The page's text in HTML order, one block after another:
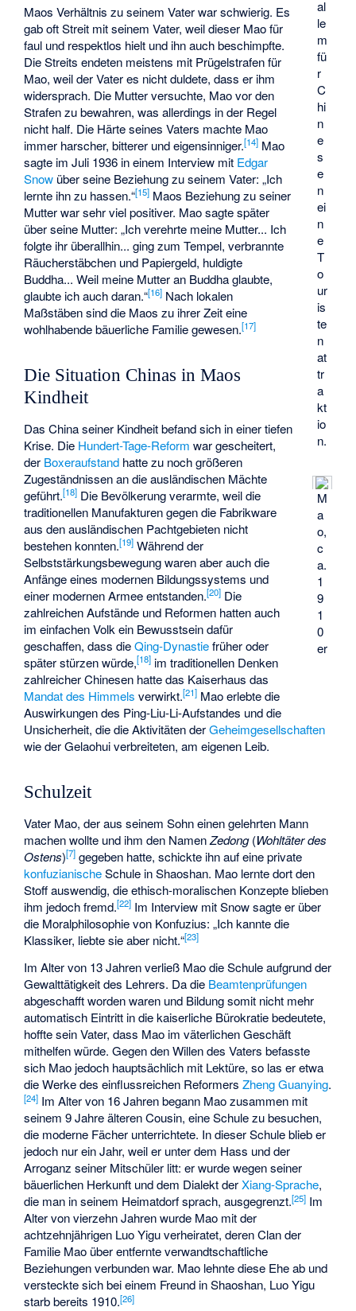
al
le
m
fü
r
C
hi
n
e
s
e
n
ei
n
e
T
o
ur
is
te
n
at
tr
a
kt
io
n.
M
a
o,
c
a.
1
9
1
0
er
Maos Verhältnis zu seinem Vater war schwierig. Es
gab oft Streit mit seinem Vater, weil dieser Mao für
faul und respektlos hielt und ihn auch beschimpfte.
Die Streits endeten meistens mit Prügelstrafen für
Mao, weil der Vater es nicht duldete, dass er ihm
widersprach. Die Mutter versuchte, Mao vor den
Strafen zu bewahren, was allerdings in der Regel
nicht half. Die Härte seines Vaters machte Mao
immer harscher, bitterer und eigensinniger.[14] Mao
sagte im Juli 1936 in einem Interview mit Edgar
Snow über seine Beziehung zu seinem Vater: „Ich
lernte ihn zu hassen.“[15] Maos Beziehung zu seiner
Mutter war sehr viel positiver. Mao sagte später
über seine Mutter: „Ich verehrte meine Mutter... Ich
folgte ihr überallhin... ging zum Tempel, verbrannte
Räucherstäbchen und Papiergeld, huldigte
Buddha... Weil meine Mutter an Buddha glaubte,
glaubte ich auch daran.“[16] Nach lokalen
Maßstäben sind die Maos zu ihrer Zeit eine
wohlhabende bäuerliche Familie gewesen.[17]
Die Situation Chinas in Maos
Kindheit
Das China seiner Kindheit befand sich in einer tiefen
Krise. Die Hundert-Tage-Reform war gescheitert,
der Boxeraufstand hatte zu noch größeren
Zugeständnissen an die ausländischen Mächte
geführt.[18] Die Bevölkerung verarmte, weil die
traditionellen Manufakturen gegen die Fabrikware
aus den ausländischen Pachtgebieten nicht
bestehen konnten.[19] Während der
Selbststärkungsbewegungwaren aber auch die
Anfänge eines modernen Bildungssystems und
einer modernen Armee entstanden.[20] Die
zahlreichen Aufstände und Reformen hatten auch
im einfachen Volk ein Bewusstsein dafür
geschaffen, dass dieQing-Dynastiefrüher oder
später stürzen würde,[18] im traditionellen Denken
zahlreicher Chinesen hatte das Kaiserhaus das
Mandat des Himmels verwirkt.[21] Mao erlebte die
Auswirkungen des Ping-Liu-Li-Aufstandes und die
Unsicherheit, die die Aktivitäten derGeheimgesellschaften
wie derGelaohuiverbreiteten, am eigenen Leib.
Schulzeit
Vater Mao, der aus seinem Sohn einen gelehrten Mann
machen wollte und ihm den NamenZedong(Wohltäter des
Ostens)[7] gegeben hatte, schickte ihn auf eine private
konfuzianischeSchule in Shaoshan. Mao lernte dort den
Stoff auswendig, die ethisch-moralischen Konzepte blieben
ihm jedoch fremd.[22] Im Interview mit Snow sagte er über
die Moralphilosophie von Konfuzius: „Ich kannte die
Klassiker, liebte sie aber nicht.“[23]
Im Alter von 13 Jahren verließ Mao die Schule aufgrund der
Gewalttätigkeit des Lehrers. Da die Beamtenprüfungen
abgeschafft worden waren und Bildung somit nicht mehr
automatisch Eintritt in die kaiserliche Bürokratie bedeutete,
hoffte sein Vater, dass Mao im väterlichen Geschäft
mithelfen würde. Gegen den Willen des Vaters befasste
sich Mao jedoch hauptsächlich mit Lektüre, so las er etwa
die Werke des einflussreichen ReformersZheng Guanying.
[24] Im Alter von 16 Jahren begann Mao zusammen mit
seinem 9 Jahre älteren Cousin, eine Schule zu besuchen,
die moderne Fächer unterrichtete. In dieser Schule blieb er
jedoch nur ein Jahr, weil er unter dem Hass und der
Arroganz seiner Mitschüler litt: er wurde wegen seiner
bäuerlichen Herkunft und dem Dialekt derXiang-Sprache,
die man in seinem Heimatdorf sprach, ausgegrenzt.[25] Im
Alter von vierzehn Jahren wurde Mao mit der
achtzehnjährigen Luo Yigu verheiratet, deren Clan der
Familie Mao über entfernte verwandtschaftliche
Beziehungen verbunden war. Mao lehnte diese Ehe ab und
versteckte sich bei einem Freund in Shaoshan, Luo Yigu
starb bereits 1910.[26]